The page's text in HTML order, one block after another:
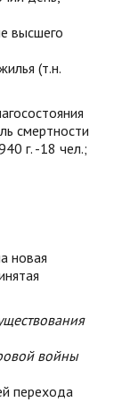
высшего
(т.н.
смертности
г. -18 чел.;
новая
войны
перехода